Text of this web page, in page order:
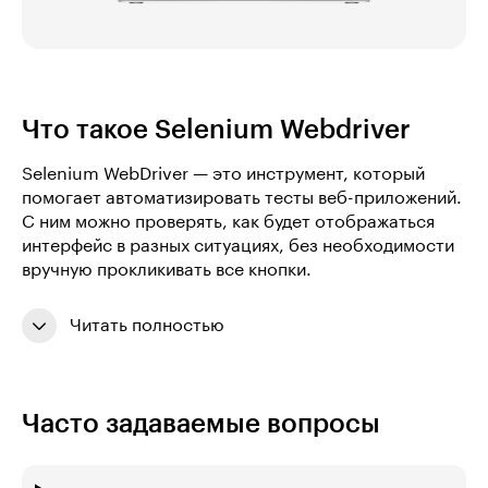
Что такое Selenium Webdriver
Selenium WebDriver — это инструмент, который
помогает автоматизировать тесты веб-приложений.
С ним можно проверять, как будет отображаться
интерфейс в разных ситуациях, без необходимости
вручную прокликивать все кнопки.
Читать полностью
Часто задаваемые вопросы